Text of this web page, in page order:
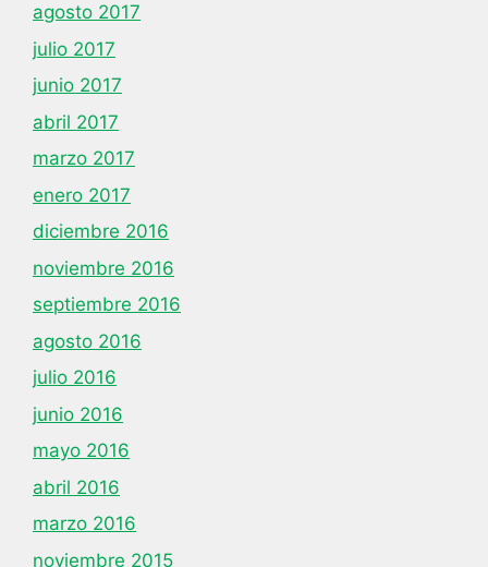
agosto 2017
julio 2017
junio 2017
abril 2017
marzo 2017
enero 2017
diciembre 2016
noviembre 2016
septiembre 2016
agosto 2016
julio 2016
junio 2016
mayo 2016
abril 2016
marzo 2016
noviembre 2015